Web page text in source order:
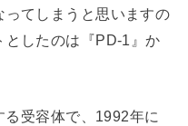
ってしまうと思いますの
としたのは『PD-1』か
る受容体で、1992年に